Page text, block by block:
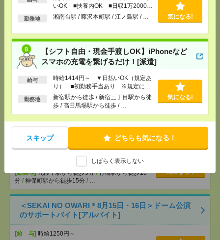
いOK ■扶養内OK ■日収1万2000円
以上
勤務地 湘南台駅 / 藤沢本町駅 / 江ノ島駅 / … 気になる!
【シフト自由・現金手渡しOK】iPhoneなど
スマホの充電を繋げるだけ！[派遣]
給与
時給1414円～ ▼日払いOK（規定あ
り） ■初勤務手当あり ※規定によ
る
勤務地
新宿駅から徒歩 / 新宿三丁目駅から徒
歩 / 高田馬場駅から徒歩 / …
気になる!
スキップ どちらも気になる！
しばらく表示しない
交通費全額支給
[勤務地]湘南台駅/ 藤沢本町駅/江ノ島駅/…
気になる！
【シフト自由・現金手渡しOK】iPhoneなどスマホの
充電を繋げるだけ！[派遣]
り） ■初勤務手当あり ※規定による
新宿駅から徒歩/新宿三丁目駅から徒歩
高田馬場駅から徒歩/…
気になる！
＜日本を代表するバンド＊サカナクション＞ツアー
公演のサポートバイト＠日本武道館[アルバイト]
時給1250円～
[勤務地]九段下駅から徒歩5分/竹橋駅から徒歩10
分 / 神保町駅から徒歩15分 / …
気になる！
＜SEKAI NO OWARI＊8月15日・16日＞ドーム公演
のサポートバイト[アルバイト]
[給 与] 時給1250円～